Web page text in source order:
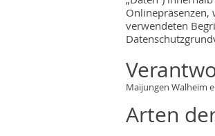
Onlinepräsenzen,
verwendeten
Maijungen Walheim
Arten